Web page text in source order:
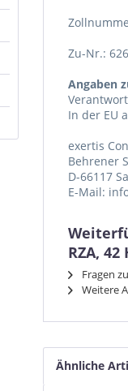
Zu-Nr.:
Angaben
In der EU
exertis
Behrener
D-66117
E-Mail:
RZA,
Fragen
Weitere
Ähnliche